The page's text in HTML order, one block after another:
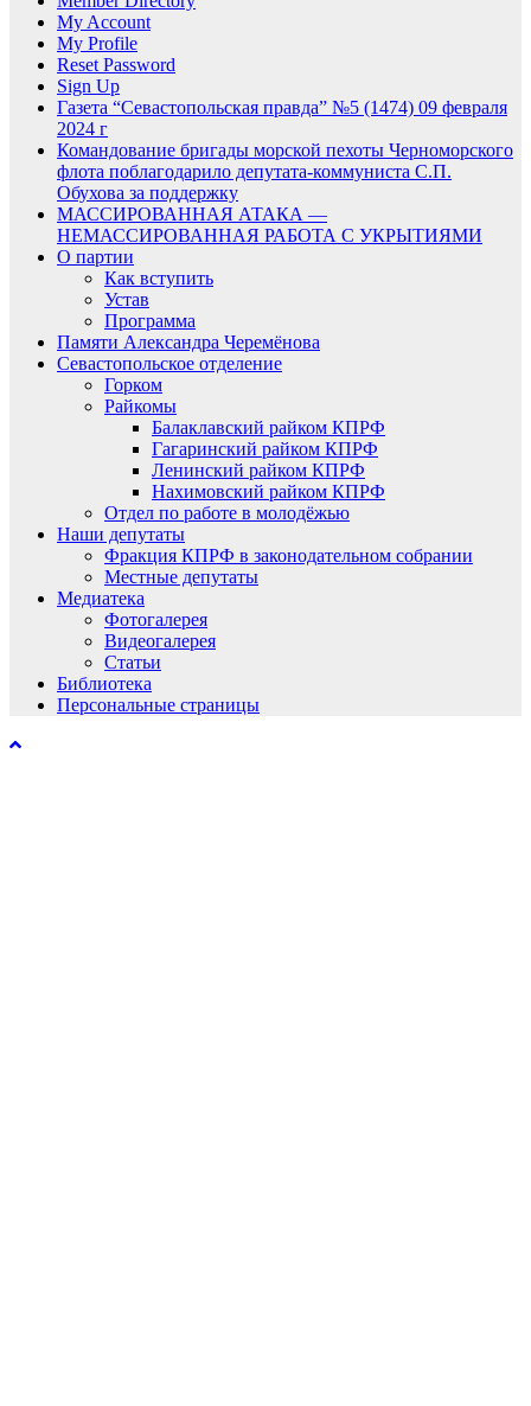
My Account
My Profile
Reset Password
Sign Up
Газета “Севастопольская правда” №5 (1474) 09 февраля
2024 г
Командование бригады морской пехоты Черноморского
флота поблагодарило депутата-коммуниста С.П.
Обухова за поддержку
МАССИРОВАННАЯ АТАКА —
НЕМАССИРОВАННАЯ РАБОТА С УКРЫТИЯМИ
О партии
Как вступить
Устав
Программа
Памяти Александра Черемёнова
Севастопольское отделение
Горком
Райкомы
Балаклавский райком КПРФ
Гагаринский райком КПРФ
Ленинский райком КПРФ
Нахимовский райком КПРФ
Отдел по работе в молодёжью
Наши депутаты
Фракция КПРФ в законодательном собрании
Местные депутаты
Медиатека
Фотогалерея
Видеогалерея
Статьи
Библиотека
Персональные страницы